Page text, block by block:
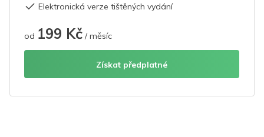
Elektronická verze tištěných vydání
od 199 Kč / měsíc
Získat předplatné